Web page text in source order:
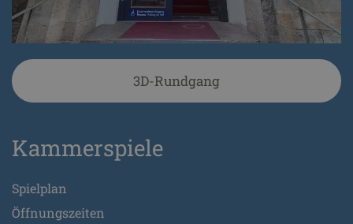
3D-Rundgang
Kammerspiele
Spielplan
Öffnungszeiten